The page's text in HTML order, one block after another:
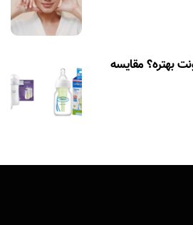
بهتره؟ مقایسه